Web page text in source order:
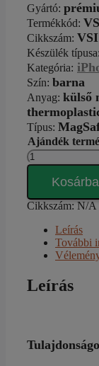
Gyártó:
Termékkód:
Cikkszám:
Készülék típusa:
Kategória:
Szín: barna
Anyag: külső
Típus:
Ajándék
VintageSkin
iPhone
tok
Cikkszám: N/A
Leírás
További
Leírás